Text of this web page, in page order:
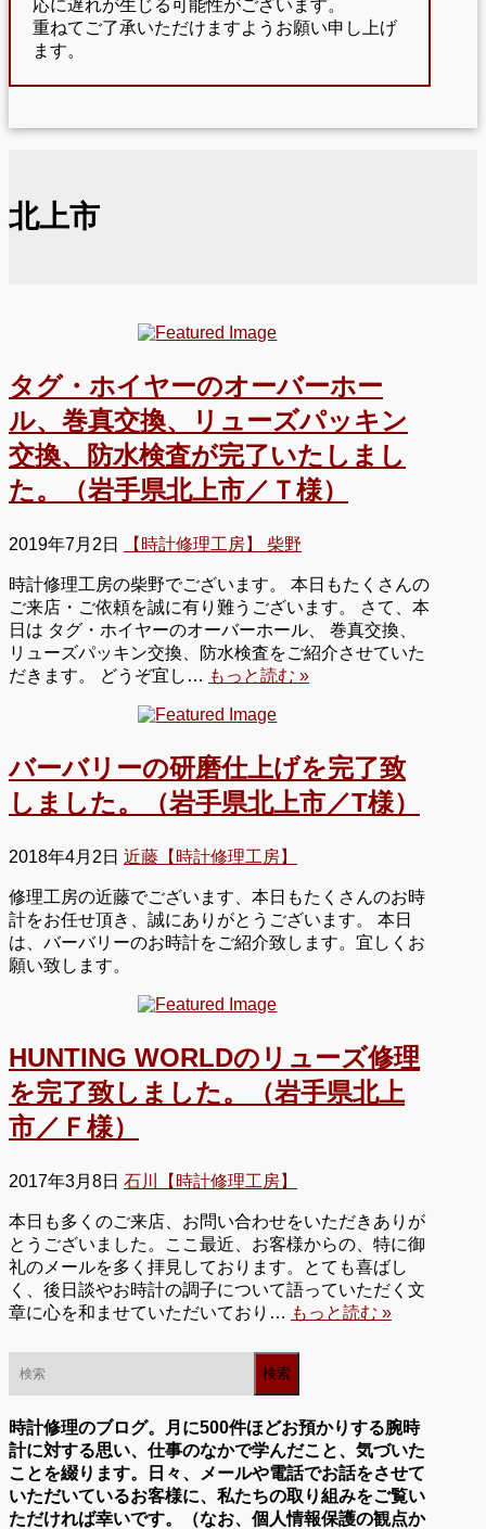
応に遅れが生じる可能性がございます。
重ねてご了承いただけますようお願い申し上げ
ます。
北上市
タグ・ホイヤーのオーバーホー
ル、巻真交換、リューズパッキン
交換、防水検査が完了いたしまし
た。（岩手県北上市／Ｔ様）
2019年7月2日 【時計修理工房】 柴野
時計修理工房の柴野でございます。 本日もたくさんの
ご来店・ご依頼を誠に有り難うございます。 さて、本
日は タグ・ホイヤーのオーバーホール、 巻真交換、
リューズパッキン交換、防水検査をご紹介させていた
だきます。 どうぞ宜し… もっと読む »
バーバリーの研磨仕上げを完了致
しました。（岩手県北上市／T様）
2018年4月2日 近藤【時計修理工房】
修理工房の近藤でございます、本日もたくさんのお時
計をお任せ頂き、誠にありがとうございます。 本日
は、バーバリーのお時計をご紹介致します。宜しくお
願い致します。
HUNTING WORLDのリューズ修理
を完了致しました。（岩手県北上
市／Ｆ様）
2017年3月8日 石川【時計修理工房】
本日も多くのご来店、お問い合わせをいただきありが
とうございました。ここ最近、お客様からの、特に御
礼のメールを多く拝見しております。とても喜ばし
く、後日談やお時計の調子について語っていただく文
章に心を和ませていただいており… もっと読む »
時計修理のブログ。月に500件ほどお預かりする腕時
計に対する思い、仕事のなかで学んだこと、気づいた
ことを綴ります。日々、メールや電話でお話をさせて
いただいているお客様に、私たちの取り組みをご覧い
ただければ幸いです。（なお、個人情報保護の観点か